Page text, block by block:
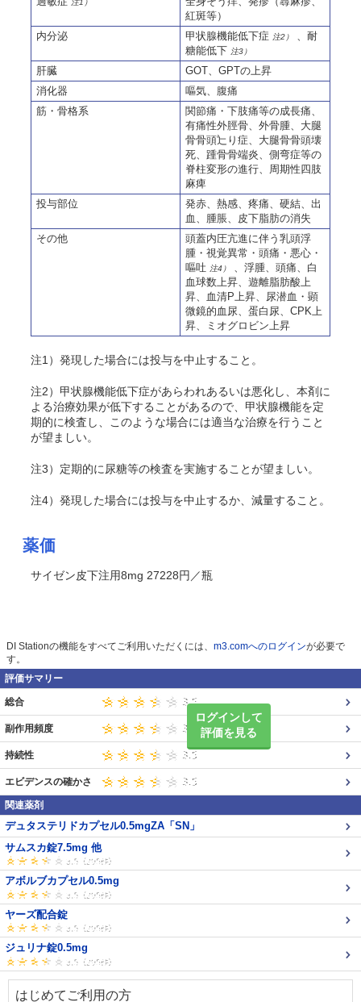
注1）
紅斑等）
内分泌
甲状腺機能低下症 注2）
、耐
糖能低下 注3）
肝臓
GOT、GPTの上昇
消化器
嘔気、腹痛
筋・骨格系
関節痛・下肢痛等の成長痛、
有痛性外脛骨、外骨腫、大腿
骨骨頭辷り症、大腿骨骨頭壊
死、踵骨骨端炎、側弯症等の
脊柱変形の進行、周期性四肢
麻痺
投与部位
発赤、熱感、疼痛、硬結、 出
血、腫脹、 皮下脂肪の消失
その他
頭蓋内圧亢進に伴う乳頭浮
腫・視覚異常・頭痛・悪心・
嘔吐 注4）
、浮腫、頭痛、白
血球数上昇、遊離脂肪酸上
昇、血清P上昇、尿潜血・顕
微鏡的血尿、蛋白尿、CPK上
昇、ミオグロビン上昇
注1）発現した場合には投与を中止すること。
注2）甲状腺機能低下症があらわれあるいは悪化し、本剤に
よる治療効果が低下することがあるので、甲状腺機能を定
期的に検査し、このような場合には適当な治療を行うこと
が望ましい。
注3）定期的に尿糖等の検査を実施することが望ましい。
注4）発現した場合には投与を中止するか、減量すること。
薬価
サイゼン皮下注用8mg 27228円／瓶
DI Stationの機能をすべてご利用いただくには、 m3.comへのログインが必要で
す。
評価サマリー
ログインして
評価を見る
総合
副作用頻度
持続性
エビデンスの確かさ
関連薬剤
デュタステリドカプセル0.5mgZA「SN」
サムスカ錠7.5mg 他
アボルブカプセル0.5mg
ヤーズ配合錠
ジュリナ錠0.5mg
はじめてご利用の方